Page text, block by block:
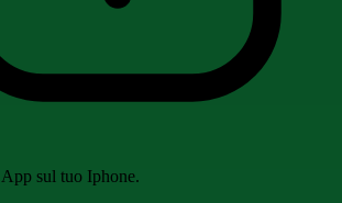
sul tuo Iphone.